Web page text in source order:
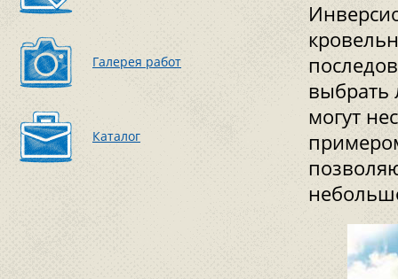
Галерея работ
Каталог
могут